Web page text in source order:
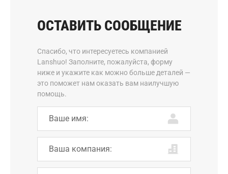
ОСТАВИТЬ СООБЩЕНИЕ
Спасибо, что интересуетесь компанией
Lanshuo! Заполните, пожалуйста, форму
ниже и укажите как можно больше деталей —
это поможет нам оказать вам наилучшую
помощь.
Ваше имя:
Ваша компания: